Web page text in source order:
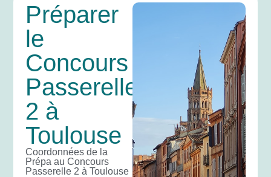
Préparer
le
Concours
Passerelle
2 à
Toulouse
Coordonnées de la
Prépa au Concours
Passerelle 2 à Toulouse